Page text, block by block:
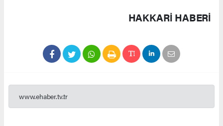
HAKKARI HABERİ
www.ehaber.tv.tr